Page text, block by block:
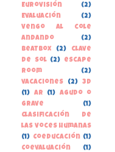
Eurovisión
(2)
Evaluación
(2)
Vengo al cole
andando
(2)
beatbox
(2)
clave
de sol (2)
escape
room
(2)
vacaciones
(2)
3D
(1)
AR (1)
Agudo o
grave
(1)
Clasificación de
las voces humanas
(1) Coeducación (1)
Coevaluación
(1)